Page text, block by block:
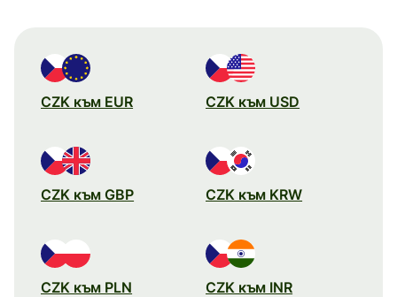
CZK към EUR CZK към USD
CZK към GBP CZK към KRW
CZK към PLN CZK към INR